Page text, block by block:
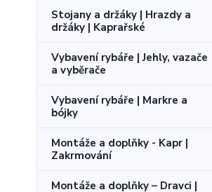
Stojany a držáky | Hrazdy a
držáky | Kaprařské
Vybavení rybáře | Jehly, vazače
a vyběrače
Vybavení rybáře | Markre a
bójky
Montáže a doplňky - Kapr |
Zakrmování
Montáže a doplňky – Dravci |